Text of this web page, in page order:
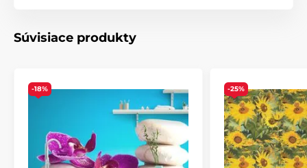
1) Klasické samolepiace fototapety – motív zostáva
nezmenený, mení sa rozmer
196x132
294x198(6 pásov),
343x231
(8 pásov), 441x297(9
(10 pásov),539x363 (11 pásov)
Súvisiace produkty
-18% -25%